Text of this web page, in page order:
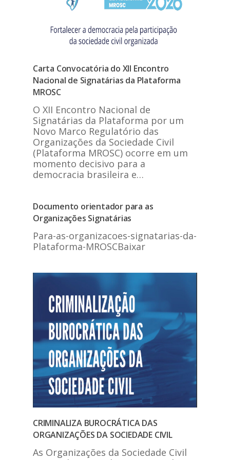
Carta Convocatória do XII Encontro
Nacional de Signatárias da Plataforma
MROSC
O XII Encontro Nacional de
Signatárias da Plataforma por um
Novo Marco Regulatório das
Organizações da Sociedade Civil
(Plataforma MROSC) ocorre em um
momento decisivo para a
democracia brasileira e…
Documento orientador para as
Organizações Signatárias
Para-as-organizacoes-signatarias-da-
Plataforma-MROSCBaixar
CRIMINALIZA BUROCRÁTICA DAS
ORGANIZAÇÕES DA SOCIEDADE CIVIL
As Organizações da Sociedade Civil